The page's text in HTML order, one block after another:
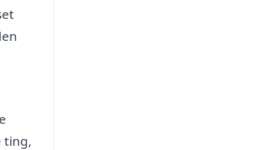
ting,